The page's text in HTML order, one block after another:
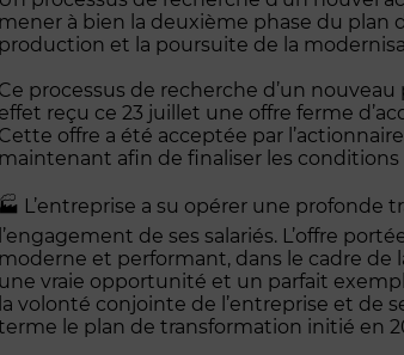
mener à bien la deuxième phase du plan
production et la poursuite de la
Ce processus de recherche d’un
effet reçu ce 23 juillet une offre ferme
Cette offre a été acceptée par
maintenant afin de finaliser les
🏭 L’entreprise a su opérer une profonde
l’engagement de ses salariés. L’offre
moderne et performant, dans le cadre de
une vraie opportunité et un parfait
la volonté conjointe de l’entreprise et de
le plan de transformation initié en